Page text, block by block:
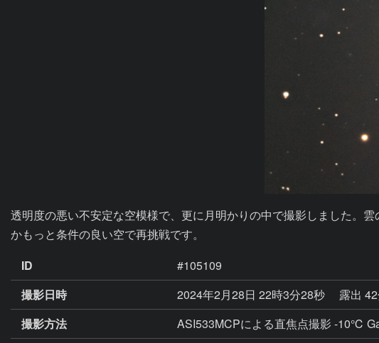
透明度の悪い不安定な空模様で、更に月明かりの中で撮影しました。
ID
#105109
撮影日時
2024年2月28日 22時3分28秒
露出
撮影方法
ASI533MCPによる直焦点撮影 -10℃